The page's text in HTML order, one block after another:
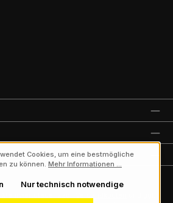
Cookies, um eine bestmögliche
zu können. Mehr Informationen ...
Nur technisch notwendige